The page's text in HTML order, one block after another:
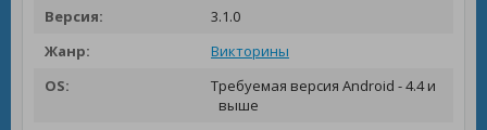
Версия:
3.1.0
Жанр:
Викторины
OS:
Требуемая версия Android - 4.4 и
выше